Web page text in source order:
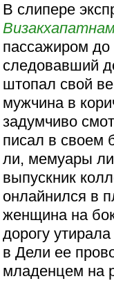
В слипере
пассажиром
следовавший
штопал свой
мужчина в
задумчиво
писал в своем
ли, мемуары
выпускник
онлайнился в
женщина на
дорогу
в Дели ее
младенцем на